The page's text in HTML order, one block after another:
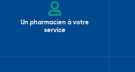
Un pharmacien à votre
service